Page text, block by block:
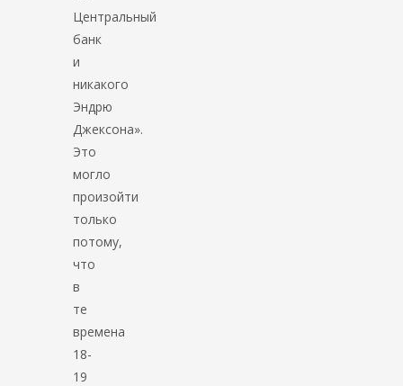
Центральный
банк
и
никакого
Эндрю
Джексона».
Это
могло
произойти
только
потому,
что
в
те
времена
18-
19